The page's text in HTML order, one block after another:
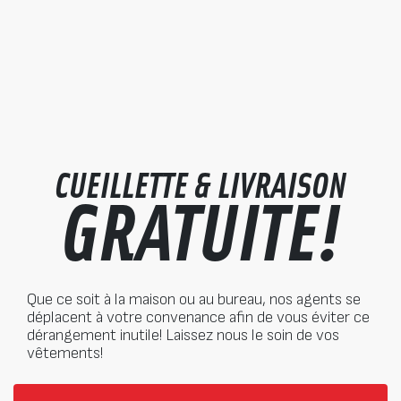
CUEILLETTE & LIVRAISON
GRATUITE!
Que ce soit à la maison ou au bureau, nos agents se
déplacent à votre convenance afin de vous éviter ce
dérangement inutile! Laissez nous le soin de vos
vêtements!